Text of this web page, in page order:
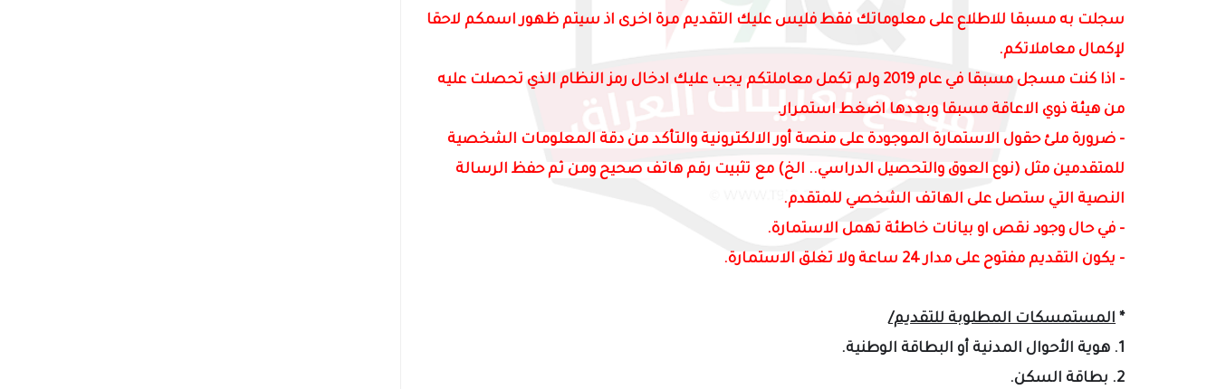
سجلت به مسبقا للاطلاع على معلوماتك فقط فليس عليك التقديم مرة اخرى اذ سيتم ظهور اسمكم لاحقا
لإكمال معاملاتكم.
- اذا كنت مسجل مسبقا في عام 2019 ولم تكمل معاملتكم يجب عليك ادخال رمز النظام الذي تحصلت عليه
من هيئة ذوي الاعاقة مسبقا وبعدها اضغط استمرار.
- ضرورة ملئ حقول الاستمارة الموجودة على منصة أور الالكترونية والتأكد من دقة المعلومات الشخصية
للمتقدمين مثل (نوع العوق والتحصيل الدراسي.. الخ) مع تثبيت رقم هاتف صحيح ومن ثم حفظ الرسالة
النصية التي ستصل على الهاتف الشخصي للمتقدم.
- في حال وجود نقص او بيانات خاطئة تهمل الاستمارة.
- يكون التقديم مفتوح على مدار 24 ساعة ولا تغلق الاستمارة.
* المستمسكات المطلوبة للتقديم/
1. هوية الأحوال المدنية أو البطاقة الوطنية.
2. بطاقة السكن.